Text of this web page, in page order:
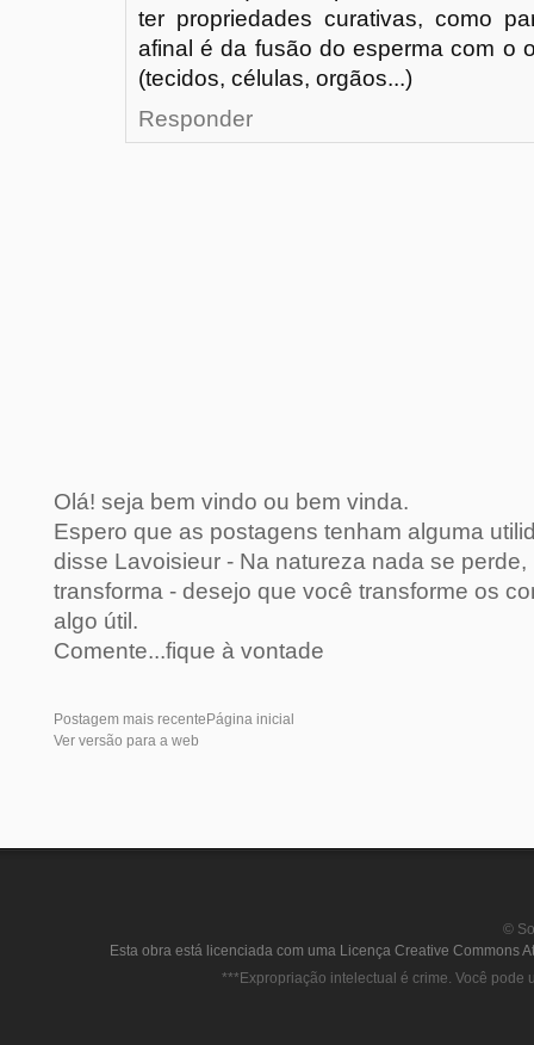
ter propriedades curativas, como
afinal é da fusão do esperma com o
(tecidos, células, orgãos...)
Responder
Olá! seja bem vindo ou bem vinda.
Espero que as postagens tenham alguma
disse Lavoisieur - Na natureza nada se
transforma - desejo que você transforme os
algo útil.
Comente...fique à vontade
Postagem mais recente Página inicial
Ver versão para a web
©
Esta obra está licenciada com uma Licença Creative Commons
***Expropriação intelectual é crime. Você